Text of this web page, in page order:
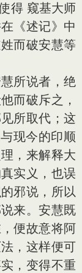
得 窥基大师
《述记》中
而破安慧等
所说者，绝
而破斥之，
所取代；这
现今的印顺
，来解释大
实义，也误
邪说，所以
来。安慧既
便故意将阿
，这样便可
，变得不重